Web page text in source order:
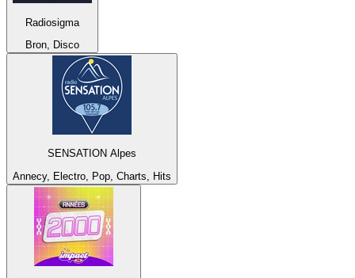
Radiosigma
Bron, Disco
SENSATION Alpes
Annecy, Electro, Pop, Charts, Hits